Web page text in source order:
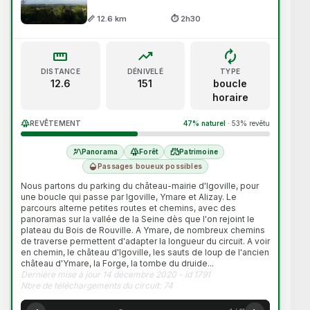
forestForêt wavesBord de mer
water Bocage
deceasedEspace protégé Patrimoine
landscape_2
Famille verifiedCircuit Officiel
heart_checkIncontournable all_inclusiveToutes
📏 12.6 km ⏱ 2h30
straighten
DISTANCE
12.6
trending_up
DÉNIVELÉ
151
loop
TYPE
boucle
horaire
forestREVÊTEMENT 47% naturel · 53% revêtu
landscape_2Panorama forestForêt castlePatrimoine
humidity_midPassages boueux possibles
Nous partons du parking du château-mairie d'Igoville, pour
une boucle qui passe par Igoville, Ymare et Alizay. Le
parcours alterne petites routes et chemins, avec des
panoramas sur la vallée de la Seine dès que l'on rejoint le
plateau du Bois de Rouville. A Ymare, de nombreux chemins
de traverse permettent d'adapter la longueur du circuit. A voir
en chemin, le château d'Igoville, les sauts de loup de l'ancien
château d'Ymare, la Forge, la tombe du druide...
Dernière mise à jour 14 décembre 2020 - id 1791
Nbre de téléchargements du circuit: 74